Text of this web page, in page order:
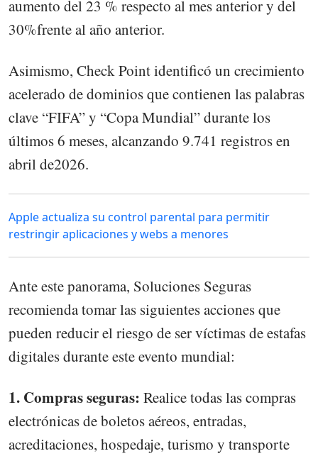
aumento del 23 % respecto al mes anterior y del
30%frente al año anterior.
Asimismo, Check Point identificó un crecimiento
acelerado de dominios que contienen las palabras
clave “FIFA” y “Copa Mundial” durante los
últimos 6 meses, alcanzando 9.741 registros en
abril de2026.
Apple actualiza su control parental para permitir
restringir aplicaciones y webs a menores
Ante este panorama, Soluciones Seguras
recomienda tomar las siguientes acciones que
pueden reducir el riesgo de ser víctimas de estafas
digitales durante este evento mundial:
1. Compras seguras: Realice todas las compras
electrónicas de boletos aéreos, entradas,
acreditaciones, hospedaje, turismo y transporte